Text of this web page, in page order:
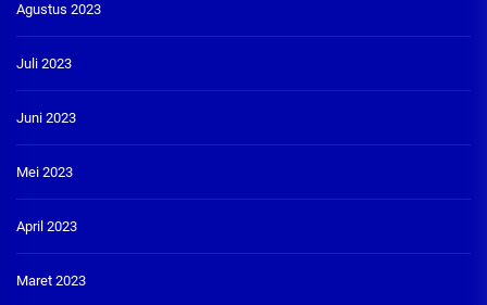
Agustus 2023
Juli 2023
Juni 2023
Mei 2023
April 2023
Maret 2023